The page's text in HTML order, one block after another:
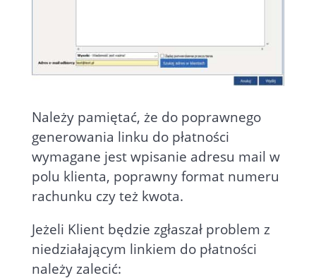
Należy pamiętać, że do poprawnego
generowania linku do płatności
wymagane jest wpisanie adresu mail w
polu klienta, poprawny format numeru
rachunku czy też kwota.
Jeżeli Klient będzie zgłaszał problem z
niedziałającym linkiem do płatności
należy zalecić: